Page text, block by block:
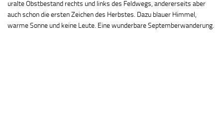
uralte Obstbestand rechts und links des Feldwegs, andererseits aber
auch schon die ersten Zeichen des Herbstes. Dazu blauer Himmel,
warme Sonne und keine Leute. Eine wunderbare Septemberwanderung.